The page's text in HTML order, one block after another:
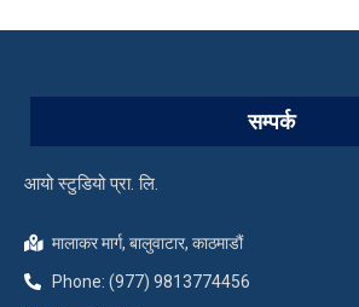
सम्पर्क
आयो स्टुडियो प्रा. लि.
मालाकर मार्ग, बालुवाटार, काठमाडौं
Phone: (977) 9813774456